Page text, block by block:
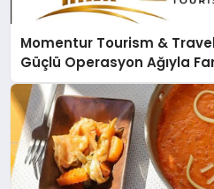
Momentur Tourism &
Güçlü Operasyon Ağıyla